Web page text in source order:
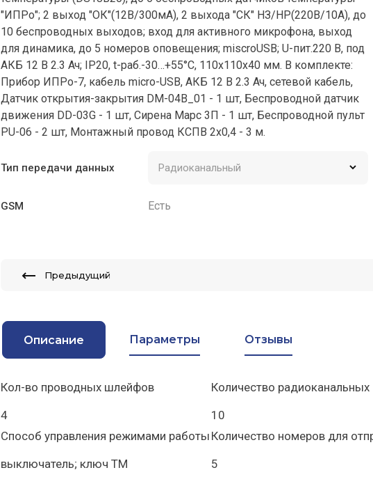
"ИПРо"; 2 выход "ОК"(12В/300мА), 2 выхода "СК" НЗ/НР(220В/10А), до
10 беспроводных выходов; вход для активного микрофона, выход
для динамика, до 5 номеров оповещения; miscroUSB; U-пит.220 В, под
АКБ 12 В 2.3 Ач; IP20, t-раб.-30…+55°C, 110х110х40 мм. В комплекте:
Прибор ИПРо-7, кабель micro-USB, АКБ 12 В 2.3 Ач, сетевой кабель,
Датчик открытия-закрытия DM-04B_01 - 1 шт, Беспроводной датчик
движения DD-03G - 1 шт, Сирена Марс 3П - 1 шт, Беспроводной пульт
PU-06 - 2 шт, Монтажный провод КСПВ 2х0,4 - 3 м.
Тип передачи данных
GSM Есть
Предыдущий
Описание Параметры Отзывы
Кол-во проводных шлейфов
4
Количество радиоканальных
10
Способ управления режимами работы
выключатель; ключ ТМ
Количество номеров для
5